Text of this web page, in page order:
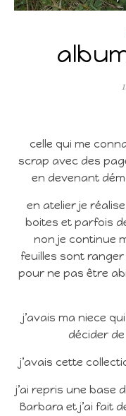
celle qui me
scrap avec des
en devenant
en atelier je
boites et parfois
non je continue
feuilles sont
pour ne pas être
j’avais ma niece
décider
j’avais cette
j’ai repris une base
Barbara et j’ai fait